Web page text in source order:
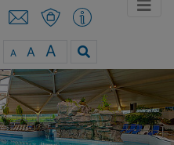
A A A
keys